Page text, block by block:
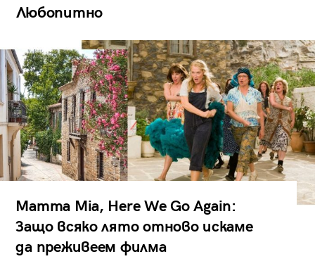
Любопитно
Mamma Mia, Here We Go Again:
Защо всяко лято отново искаме
да преживеем филма